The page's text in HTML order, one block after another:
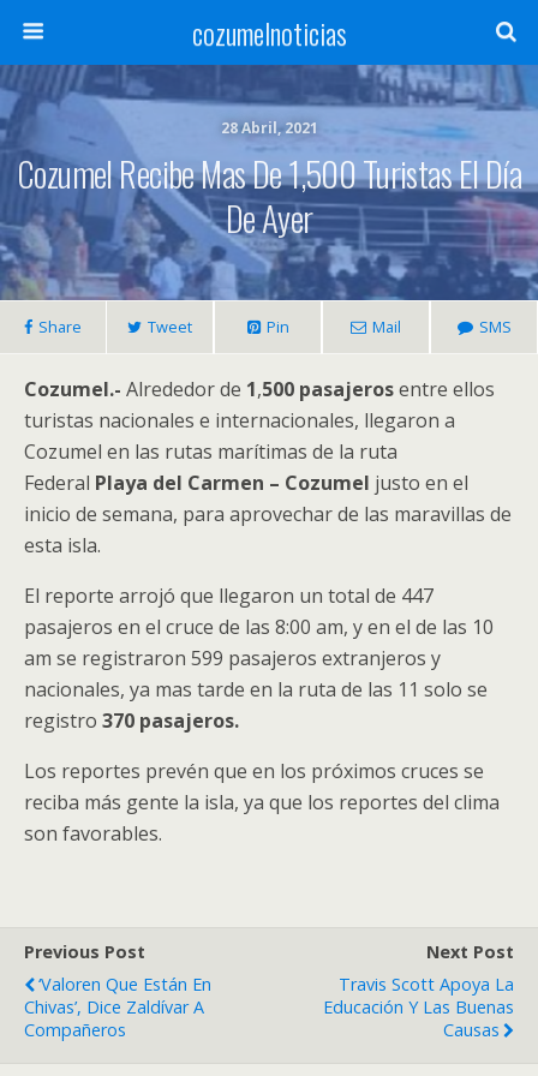
cozumelnoticias
28 Abril, 2021
Cozumel Recibe Mas De 1,500 Turistas El Día
De Ayer
Share Tweet Pin Mail SMS
Cozumel.- Alrededor de 1,500 pasajerosentre ellos
turistas nacionales e internacionales, llegaron a
Cozumel en las rutas marítimas de la ruta
Federal Playa del Carmen – Cozumel justo en el
inicio de semana, para aprovechar de las maravillas de
esta isla.
El reporte arrojó que llegaron un total de 447
pasajeros en el cruce de las 8:00 am, y en el de las 10
am se registraron 599 pasajeros extranjeros y
nacionales, ya mas tarde en la ruta de las 11 solo se
registro 370 pasajeros.
Los reportes prevén que en los próximos cruces se
reciba más gente la isla, ya que los reportes del clima
son favorables.
Previous Post
‘Valoren Que Están En
Chivas’, Dice Zaldívar A
Compañeros
Next Post
Travis Scott Apoya La
Educación Y Las Buenas
Causas